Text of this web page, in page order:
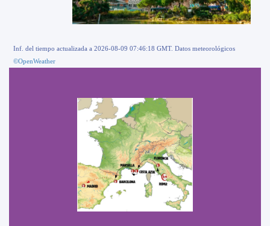
Inf. del tiempo actualizada a 2026-08-09 07:46:18 GMT. Datos meteorológicos
©OpenWeather